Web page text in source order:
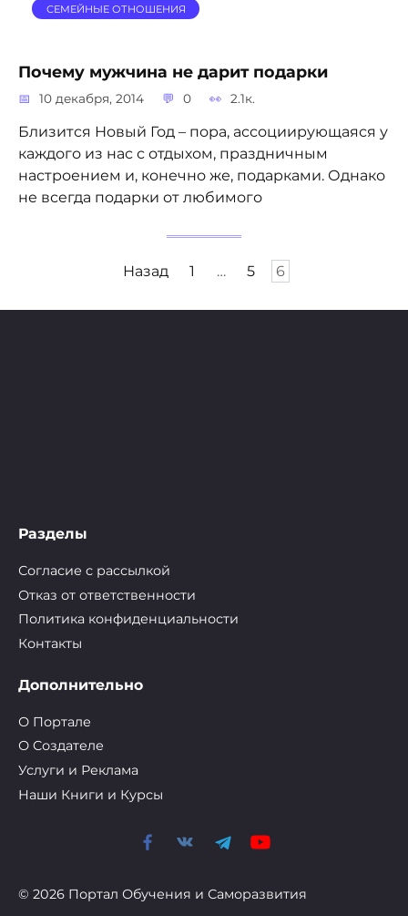
СЕМЕЙНЫЕ ОТНОШЕНИЯ
Почему мужчина не дарит подарки
10 декабря, 2014 0 2.1к.
Близится Новый Год – пора, ассоциирующаяся у
каждого из нас с отдыхом, праздничным
настроением и, конечно же, подарками. Однако
не всегда подарки от любимого
Назад 1 … 5 6
Разделы
Согласие с рассылкой
Отказ от ответственности
Политика конфиденциальности
Контакты
Дополнительно
О Портале
О Cоздателе
Услуги и Реклама
Наши Книги и Курсы
© 2026 Портал Обучения и Саморазвития